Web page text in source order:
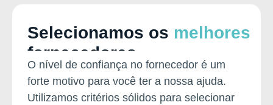
Selecionamos os melhores
fornecedores
O nível de confiança no fornecedor é um
forte motivo para você ter a nossa ajuda.
Utilizamos critérios sólidos para selecionar